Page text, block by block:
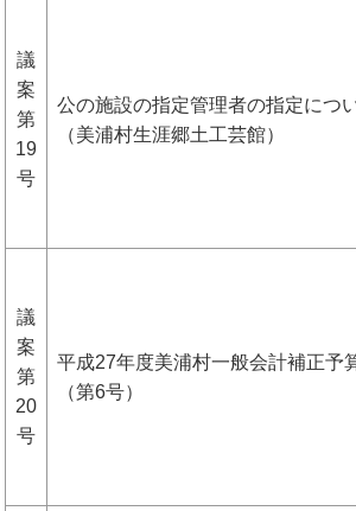
議
案
第
19
号
公の施設の指定管理者の指定につ
（美浦村生涯郷土工芸館）
議
案
第
20
号
平成27年度美浦村一般会計補正予
（第6号）